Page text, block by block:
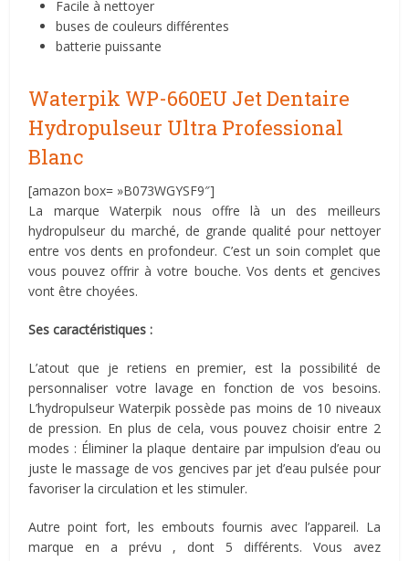
Facile à nettoyer
buses de couleurs différentes
batterie puissante
Waterpik WP-660EU Jet Dentaire
Hydropulseur Ultra Professional
Blanc
[amazon box= »B073WGYSF9″]
La marque Waterpik nous offre là un des meilleurs
hydropulseur du marché, de grande qualité pour nettoyer
entre vos dents en profondeur. C’est un soin complet que
vous pouvez offrir à votre bouche. Vos dents et gencives
vont être choyées.
Ses caractéristiques :
L’atout que je retiens en premier, est la possibilité de
personnaliser votre lavage en fonction de vos besoins.
L’hydropulseur Waterpik possède pas moins de 10 niveaux
de pression. En plus de cela, vous pouvez choisir entre 2
modes : Éliminer la plaque dentaire par impulsion d’eau ou
juste le massage de vos gencives par jet d’eau pulsée pour
favoriser la circulation et les stimuler.
Autre point fort, les embouts fournis avec l’appareil. La
marque en a prévu , dont 5 différents. Vous avez